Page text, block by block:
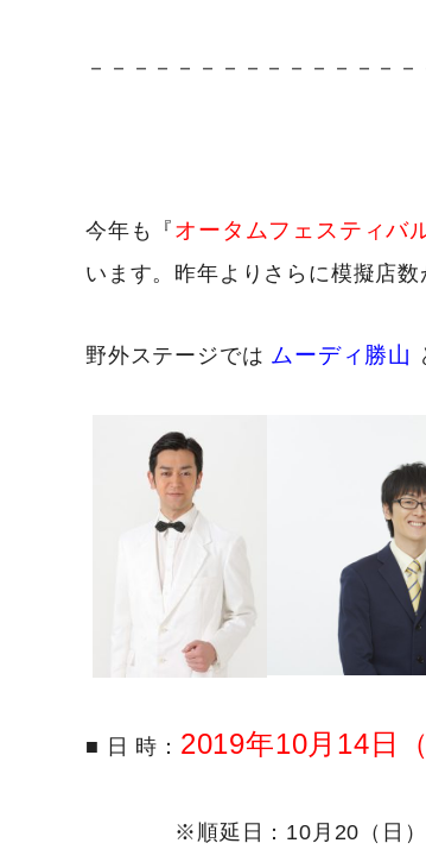
－－－－－－－－－－－－－－
今年も『 オータムフェスティバ
います。昨年よりさらに模擬店数
野外ステージでは ムーディ勝山
■ 日 時： 2019年10月14日
※順延日： 10 月 20 （日）